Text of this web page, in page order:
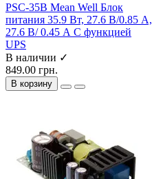
PSC-35B Mean Well Блок
питания 35.9 Вт, 27.6 В/0.85 А,
27.6 В/ 0.45 А С функцией
UPS
В наличии ✓
849.00 грн.
В корзину